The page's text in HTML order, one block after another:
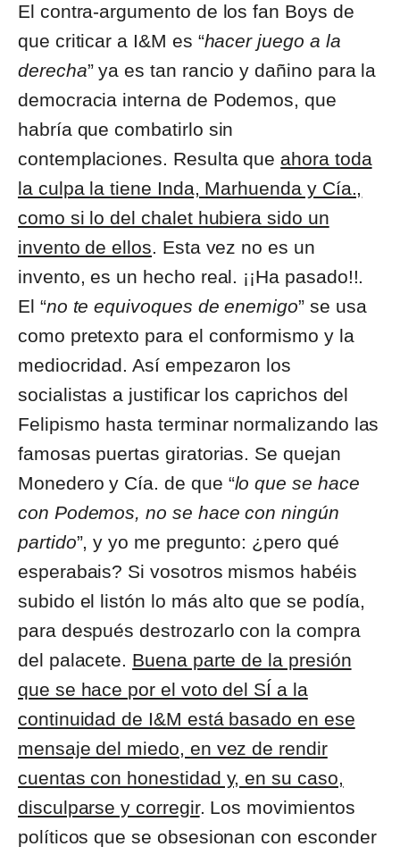
El contra-argumento de los fan Boys de
que criticar a I&M es “hacer juego a la
derecha” ya es tan rancio y dañino para la
democracia interna de Podemos, que
habría que combatirlo sin
contemplaciones. Resulta que ahora toda
la culpa la tiene Inda, Marhuenda y Cía.,
como si lo del chalet hubiera sido un
invento de ellos. Esta vez no es un
invento, es un hecho real. ¡¡Ha pasado!!.
El “no te equivoques de enemigo” se usa
como pretexto para el conformismo y la
mediocridad. Así empezaron los
socialistas a justificar los caprichos del
Felipismo hasta terminar normalizando las
famosas puertas giratorias. Se quejan
Monedero y Cía. de que “lo que se hace
con Podemos, no se hace con ningún
partido”, y yo me pregunto: ¿pero qué
esperabais? Si vosotros mismos habéis
subido el listón lo más alto que se podía,
para después destrozarlo con la compra
del palacete. Buena parte de la presión
que se hace por el voto del SÍ a la
continuidad de I&M está basado en ese
mensaje del miedo, en vez de rendir
cuentas con honestidad y, en su caso,
disculparse y corregir. Los movimientos
políticos que se obsesionan con esconder